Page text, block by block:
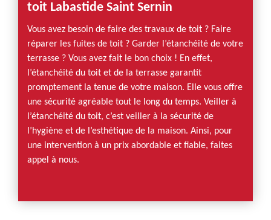
toit Labastide Saint Sernin
Vous avez besoin de faire des travaux de toit ? Faire
réparer les fuites de toit ? Garder l’étanchéité de votre
terrasse ? Vous avez fait le bon choix ! En effet,
l’étanchéité du toit et de la terrasse garantit
promptement la tenue de votre maison. Elle vous offre
une sécurité agréable tout le long du temps. Veiller à
l’étanchéité du toit, c’est veiller à la sécurité de
l’hygiène et de l’esthétique de la maison. Ainsi, pour
une intervention à un prix abordable et fiable, faites
appel à nous.